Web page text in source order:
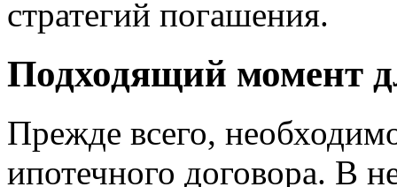
стратегий погашения.
Подходящий момент
Прежде всего,
ипотечного договора. В